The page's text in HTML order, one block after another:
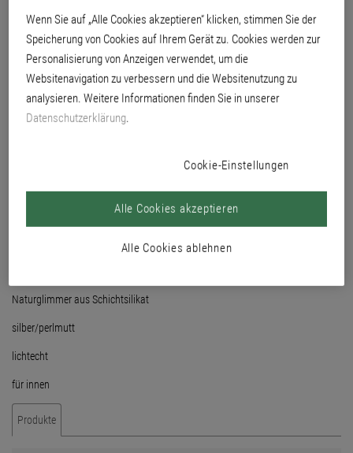
Naturglimmer aus Schichtsilikat
silber/perlmutt
lichtecht
für innen
Produkte
Wenn Sie auf „Alle Cookies akzeptieren“ klicken, stimmen Sie der
Speicherung von Cookies auf Ihrem Gerät zu. Cookies werden zur
Personalisierung von Anzeigen verwendet, um die
Websitenavigation zu verbessern und die Websitenutzung zu
analysieren. Weitere Informationen finden Sie in unserer
Datenschutzerklärung.
Cookie-Einstellungen
Alle Cookies ablehnen
Alle Cookies akzeptieren